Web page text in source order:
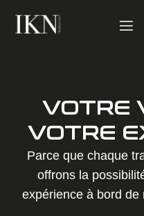
VOTRE
VOTRE
Parce que chaque
offrons la
expérience à bord de